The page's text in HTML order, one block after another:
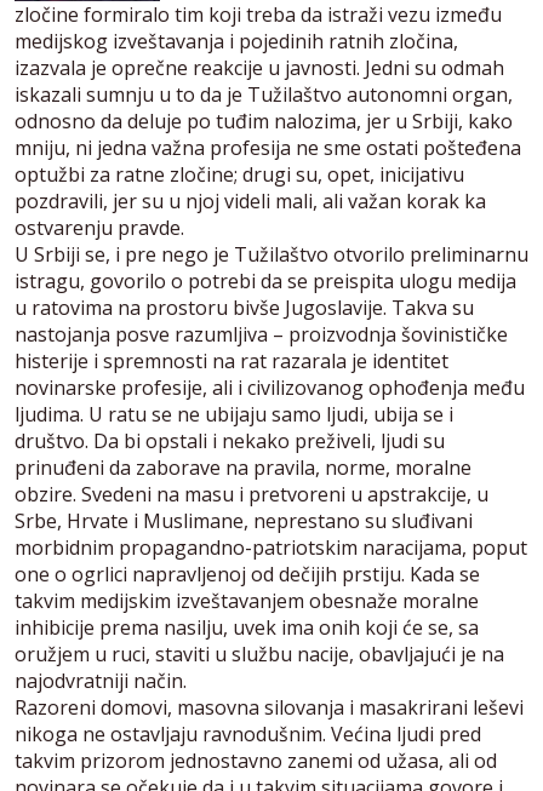
zločine formiralo tim koji treba da istraži vezu između
medijskog izveštavanja i pojedinih ratnih zločina,
izazvala je oprečne reakcije u javnosti. Jedni su odmah
iskazali sumnju u to da je Tužilaštvo autonomni organ,
odnosno da deluje po tuđim nalozima, jer u Srbiji, kako
mniju, ni jedna važna profesija ne sme ostati pošteđena
optužbi za ratne zločine; drugi su, opet, inicijativu
pozdravili, jer su u njoj videli mali, ali važan korak ka
ostvarenju pravde.
U Srbiji se, i pre nego je Tužilaštvo otvorilo preliminarnu
istragu, govorilo o potrebi da se preispita ulogu medija
u ratovima na prostoru bivše Jugoslavije. Takva su
nastojanja posve razumljiva – proizvodnja šovinističke
histerije i spremnosti na rat razarala je identitet
novinarske profesije, ali i civilizovanog ophođenja među
ljudima. U ratu se ne ubijaju samo ljudi, ubija se i
društvo. Da bi opstali i nekako preživeli, ljudi su
prinuđeni da zaborave na pravila, norme, moralne
obzire. Svedeni na masu i pretvoreni u apstrakcije, u
Srbe, Hrvate i Muslimane, neprestano su sluđivani
morbidnim propagandno-patriotskim naracijama, poput
one o ogrlici napravljenoj od dečijih prstiju. Kada se
takvim medijskim izveštavanjem obesnaže moralne
inhibicije prema nasilju, uvek ima onih koji će se, sa
oružjem u ruci, staviti u službu nacije, obavljajući je na
najodvratniji način.
Razoreni domovi, masovna silovanja i masakrirani leševi
nikoga ne ostavljaju ravnodušnim. Većina ljudi pred
takvim prizorom jednostavno zanemi od užasa, ali od